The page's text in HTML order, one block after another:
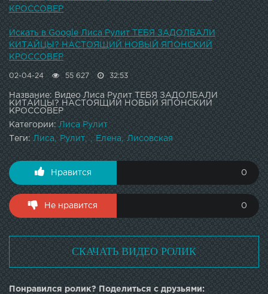
КРОССОВЕР
Искать в Google Лиса Рулит ТЕБЯ ЗАДОЛБАЛИ
КИТАЙЦЫ? НАСТОЯЩИЙ НОВЫЙ ЯПОНСКИЙ
КРОССОВЕР
02-04-24 55 627 32:53
Название: Видео Лиса Рулит ТЕБЯ ЗАДОЛБАЛИ
КИТАЙЦЫ? НАСТОЯЩИЙ НОВЫЙ ЯПОНСКИЙ
КРОССОВЕР
Категории: Лиса Рулит
Теги: Лиса Рулит Елена Лисовская
Нравится 0
Не нравится 0
СКАЧАТЬ ВИДЕО РОЛИК
Понравился ролик? Поделиться с друзьями: